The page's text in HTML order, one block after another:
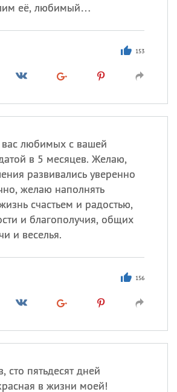
её, любимый…
153
любимых с вашей
в 5 месяцев. Желаю,
развивались уверенно
желаю наполнять
счастьем и радостью,
и благополучия, общих
и веселья.
156
сто пятьдесят дней
в жизни моей!